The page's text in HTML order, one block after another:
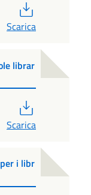
Scarica
librar
Scarica
i libr